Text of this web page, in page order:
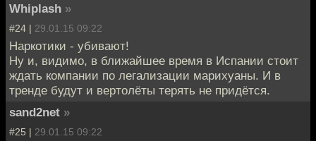
Whiplash »
#24 | 29.01.15 09:22
Наркотики - убивают!
Ну и, видимо, в ближайшее время в Испании стоит
ждать компании по легализации марихуаны. И в
тренде будут и вертолёты терять не придётся.
sand2net »
#25 | 29.01.15 09:22